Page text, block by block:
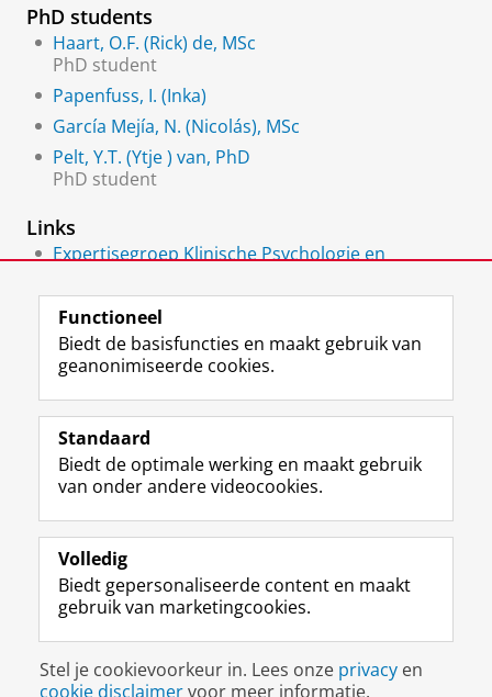
PhD students
Haart, O.F. (Rick) de, MSc
PhD student
Papenfuss, I. (Inka)
García Mejía, N. (Nicolás), MSc
Pelt, Y.T. (Ytje ) van, PhD
PhD student
Links
Expertisegroep Klinische Psychologie en
Volg de RUG
F
a
e
b
o
p
a
i
n
a
L
i
k
e
I
-
p
g
i
n
R
S
-
f
e
R
k
s
u
I
n
t
r
m
c
c
o
Y
o
T
e
k
a
a
Studiekiezers
Alumni
Over ons
Disclaimer & Copyright
Inloggen
Functioneel
Biedt de basisfuncties en maakt gebruik van
geanonimiseerde cookies.
Standaard
Biedt de optimale werking en maakt gebruik
van onder andere videocookies.
Volledig
Biedt gepersonaliseerde content en maakt
gebruik van marketingcookies.
Stel je cookievoorkeur in. Lees onze privacy en
cookie disclaimervoor meer informatie.